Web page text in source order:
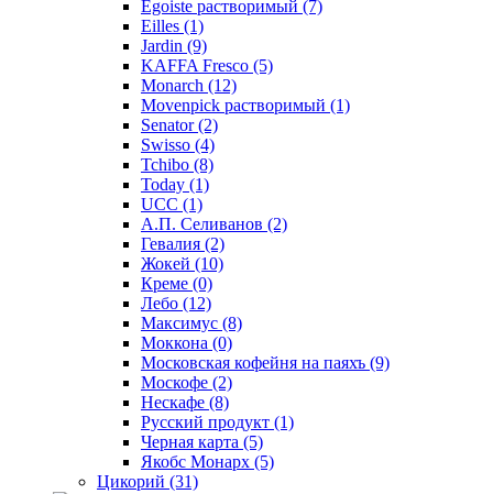
Egoiste растворимый (7)
Eilles (1)
Jardin (9)
KAFFA Fresco (5)
Monarch (12)
Movenpick растворимый (1)
Senator(2)
Swisso (4)
Tchibo (8)
Today (1)
UCC (1)
А.П. Селиванов (2)
Гевалия (2)
Жокей (10)
Креме (0)
Лебо (12)
Максимус (8)
Моккона (0)
Московская кофейня на паяхъ (9)
Москофе (2)
Нескафе (8)
Русский продукт (1)
Черная карта (5)
Якобс Монарх (5)
Цикорий (31)